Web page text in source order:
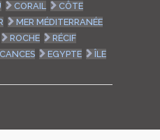
CORAIL
CÔTE
MER MÉDITERRANÉE
ROCHE
RÉCIF
EGYPTE ÎLE